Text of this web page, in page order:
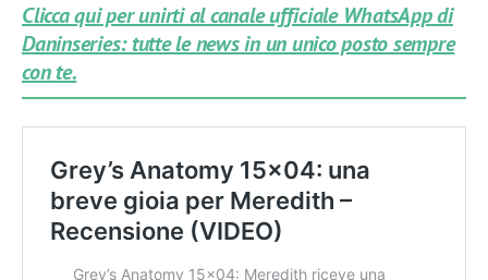
Clicca qui per unirti al canale ufficiale WhatsApp di
Daninseries: tutte le news in un unico posto sempre
con te.